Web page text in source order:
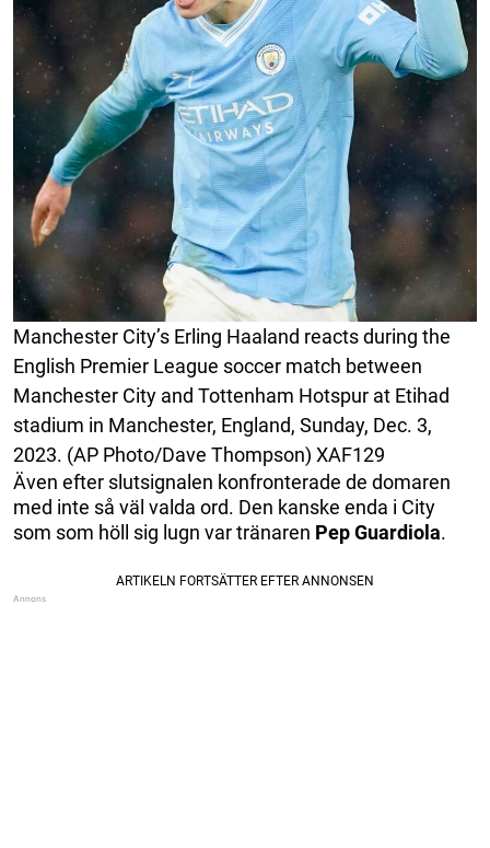
Manchester City’s Erling Haaland reacts during the
English Premier League soccer match between
Manchester City and Tottenham Hotspur at Etihad
stadium in Manchester, England, Sunday, Dec. 3,
2023. (AP Photo/Dave Thompson) XAF129
Även efter slutsignalen konfronterade de domaren
med inte så väl valda ord. Den kanske enda i City
som som höll sig lugn var tränaren Pep Guardiola.